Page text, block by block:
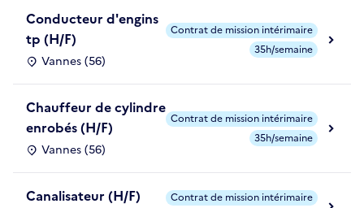
Conducteur d'engins
tp (H/F)
Vannes (56)
Contrat de mission intérimaire
35h/semaine
Chauffeur de cylindre
enrobés (H/F)
Vannes (56)
Contrat de mission intérimaire
35h/semaine
Canalisateur (H/F)
Contrat de mission intérimaire